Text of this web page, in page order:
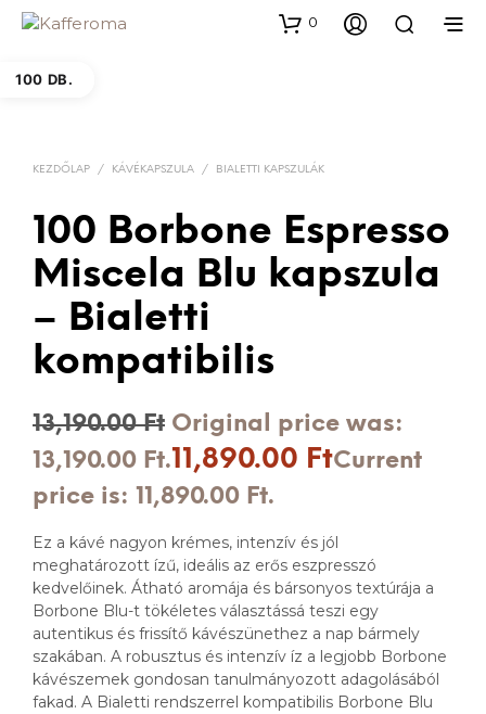
0
100 DB.
KEZDŐLAP / KÁVÉKAPSZULA / BIALETTI KAPSZULÁK
100 Borbone Espresso
Miscela Blu kapszula
– Bialetti
kompatibilis
13,190.00Ft Original price was:
13,190.00 Ft.11,890.00 FtCurrent
price is: 11,890.00 Ft.
Ez a kávé nagyon krémes, intenzív és jól
meghatározott ízű, ideális az erős eszpresszó
kedvelőinek. Átható aromája és bársonyos textúrája a
Borbone Blu-t tökéletes választássá teszi egy
autentikus és frissítő kávészünethez a nap bármely
szakában. A robusztus és intenzív íz a legjobb Borbone
kávészemek gondosan tanulmányozott adagolásából
fakad. A Bialetti rendszerrel kompatibilis Borbone Blu